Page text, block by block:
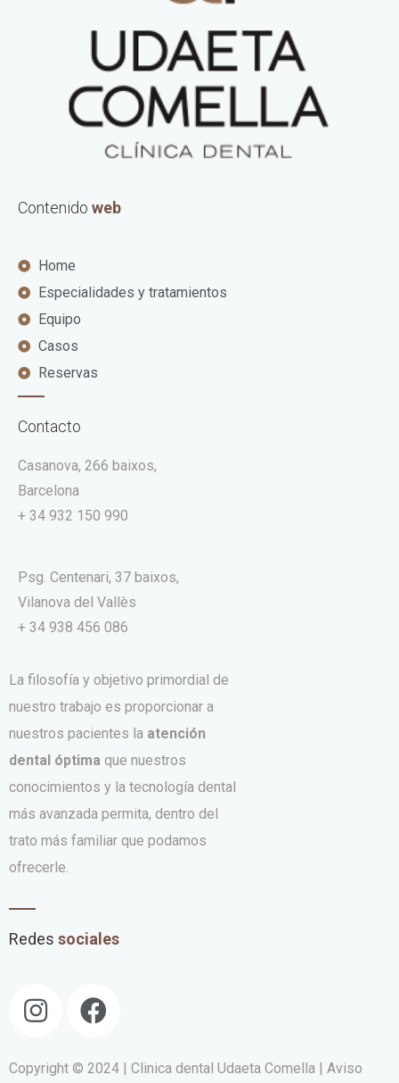
Contenido web
Home
Especialidades y tratamientos
Equipo
Casos
Reservas
Contacto
Casanova, 266 baixos,
Barcelona
+ 34 932 150 990
Psg. Centenari, 37 baixos,
Vilanova del Vallès
+ 34 938 456 086
La filosofía y objetivo primordial de
nuestro trabajo es proporcionar a
nuestros pacientes la atención
dental óptima que nuestros
conocimientos y la tecnología dental
más avanzada permita, dentro del
trato más familiar que podamos
ofrecerle.
Redes sociales
Copyright © 2024 | Clinica dental Udaeta Comella | Aviso